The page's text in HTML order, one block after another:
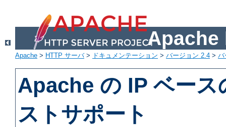
Apache
Apache > HTTP サーバ> ドキュメンテーション > バージョン 2.4 > バ
Apache の IP ベース
ストサポート